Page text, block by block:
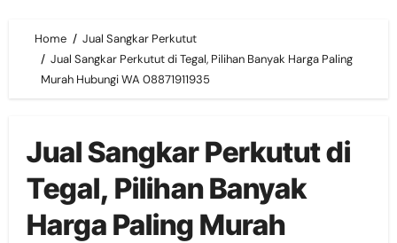
Home
Jual Sangkar Perkutut
Jual Sangkar Perkutut di Tegal, Pilihan Banyak Harga Paling
Murah Hubungi WA 08871911935
Jual Sangkar Perkutut di
Tegal, Pilihan Banyak
Harga Paling Murah